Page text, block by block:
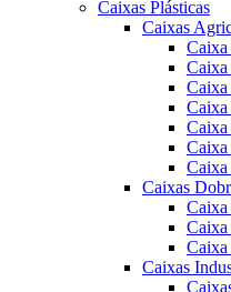
Caixas Plásticas
Caixas
Caixas
Caixas